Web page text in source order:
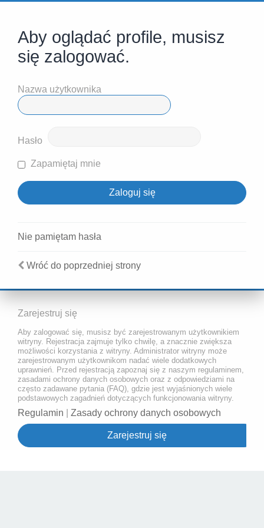
Aby oglądać profile, musisz
się zalogować.
Nazwa użytkownika
Hasło
Zapamiętaj mnie
Nie pamiętam hasła
Wróć do poprzedniej strony
Zarejestruj się
Aby zalogować się, musisz być zarejestrowanym użytkownikiem
witryny. Rejestracja zajmuje tylko chwilę, a znacznie zwiększa
możliwości korzystania z witryny. Administrator witryny może
zarejestrowanym użytkownikom nadać wiele dodatkowych
uprawnień. Przed rejestracją zapoznaj się z naszym regulaminem,
zasadami ochrony danych osobowych oraz z odpowiedziami na
często zadawane pytania (FAQ), gdzie jest wyjaśnionych wiele
podstawowych zagadnień dotyczących funkcjonowania witryny.
Regulamin Zasady ochrony danych osobowych
Zarejestruj się